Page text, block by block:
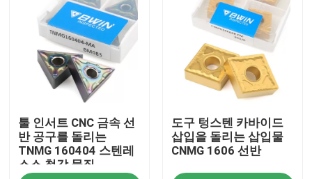
툴 인서트 CNC 금속 선
반 공구를 돌리는
TNMG 160404 스텐레
스스 철강 물질
도구 텅스텐 카바이드
삽입을 돌리는 삽입물
CNMG 1606 선반